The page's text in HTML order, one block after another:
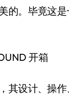
的。毕竟这
其设计、操作